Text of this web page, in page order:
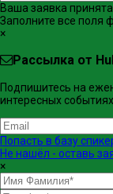
Ваша заявка
Заполните все поля
×
Рассылка от
Подпишитесь на
интересных
Попасть в базу
Не нашёл - оставь
×